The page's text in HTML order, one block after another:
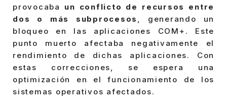
provocaba un conflicto de recursos entre
dos o más subprocesos
, generando un
bloqueo en las aplicaciones COM+. Este
punto muerto afectaba negativamente el
rendimiento de dichas aplicaciones. Con
estas correcciones, se espera una
optimización en el funcionamiento de los
sistemas operativos afectados.